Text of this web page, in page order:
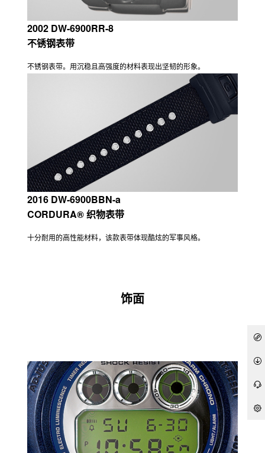
2002 DW-6900RR-8
不锈钢表带
不锈钢表带。用沉稳且高强度的材料表现出坚韧的形象。
2016 DW-6900BBN-a
CORDURA® 织物表带
十分耐用的高性能材料，该款表带体现酷炫的军事风格。
饰面